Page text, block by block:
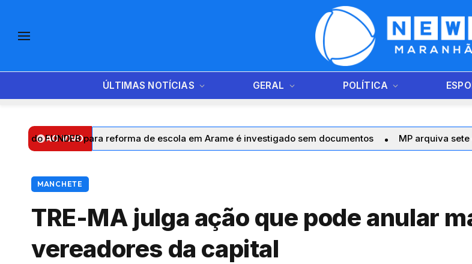
ÚLTIMAS NOTÍCIAS GERAL POLÍTICA
AO VIVO
para reforma de escola em Arame é investigado sem documentos MP arquiva sete denúncias de
MANCHETE
TRE-MA julga ação que pode anular
vereadores da capital